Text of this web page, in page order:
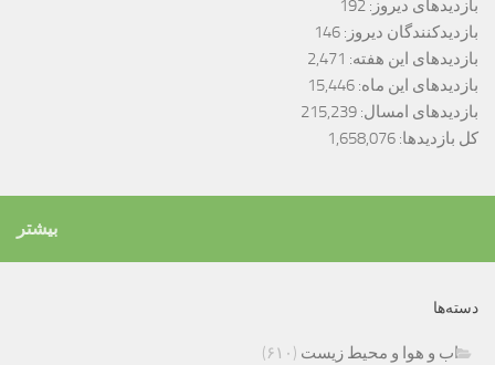
بازدیدهای دیروز: 192
بازدیدکنندگان دیروز: 146
بازدیدهای این هفته: 2,471
بازدیدهای این ماه: 15,446
بازدیدهای امسال: 215,239
کل بازدیدها: 1,658,076
بیشتر
دسته‌ها
اب و هوا و محیط زیست (۶۱۰)